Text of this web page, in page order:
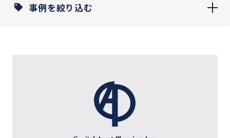
事例を絞り込む